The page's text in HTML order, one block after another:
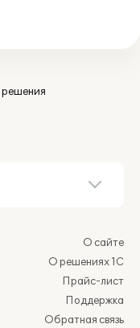
решения
О сайте
О решениях 1С
Прайс-лист
Поддержка
Обратная связь